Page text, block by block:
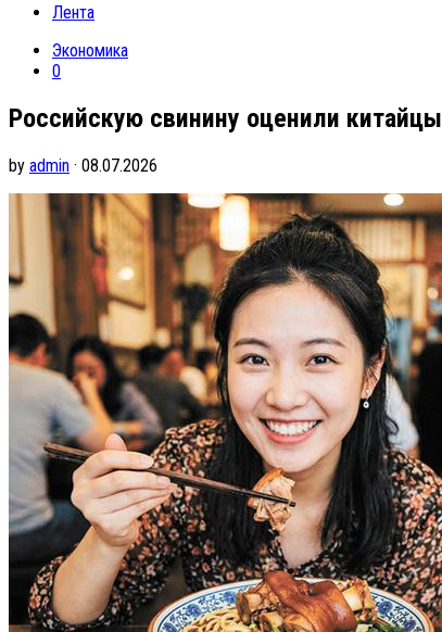
Лента
Экономика
0
Российскую свинину оценили китайцы
by admin · 08.07.2026